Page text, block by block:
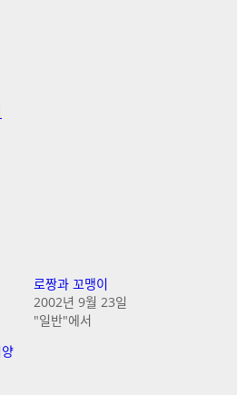
로짱과 꼬맹이
2002년 9월 23일
"일반"에서